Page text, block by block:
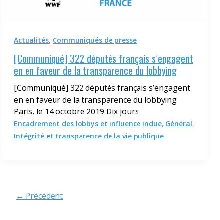
Actualités, Communiqués de presse
[Communiqué] 322 députés français s’engagent
en en faveur de la transparence du lobbying
[Communiqué] 322 députés français s’engagent
en en faveur de la transparence du lobbying
Paris, le 14 octobre 2019 Dix jours
Encadrement des lobbys et influence indue, Général,
Intégrité et transparence de la vie publique
← Précédent